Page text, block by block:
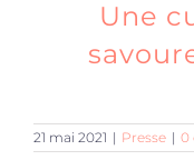
Accessoires
Une
21 mai 2021 | Presse | 0